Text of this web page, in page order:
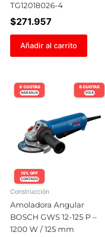
TG12018026-4
$271.957
Añadir al carrito
6 CUOTAS
VISA
8 CUOTAS
NARANJA
15% OFF
CONTADO
Construcción
Amoladora Angular
BOSCH GWS 12-125 P –
1200 W / 125 mm